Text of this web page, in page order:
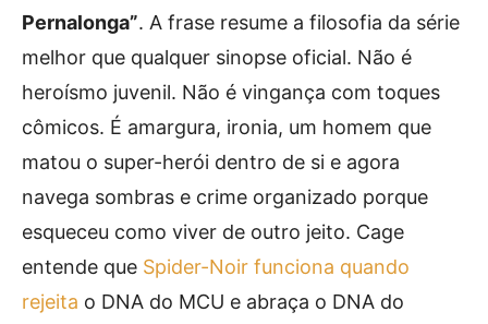
Pernalonga”. A frase resume a filosofia da série
melhor que qualquer sinopse oficial. Não é
heroísmo juvenil. Não é vingança com toques
cômicos. É amargura, ironia, um homem que
matou o super-herói dentro de si e agora
navega sombras e crime organizado porque
esqueceu como viver de outro jeito. Cage
entende que Spider-Noir funciona quando
rejeita o DNA do MCU e abraça o DNA do